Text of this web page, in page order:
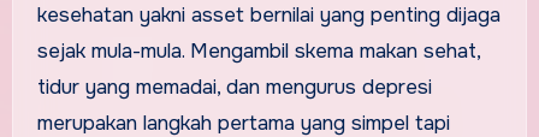
kesehatan yakni asset bernilai yang penting dijaga
sejak mula-mula. Mengambil skema makan sehat,
tidur yang memadai, dan mengurus depresi
merupakan langkah pertama yang simpel tapi